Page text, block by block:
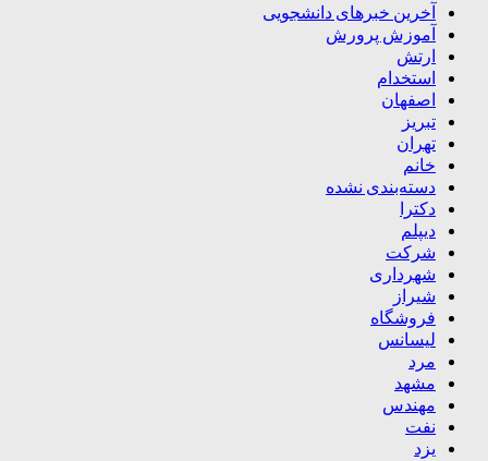
آخرین خبرهای دانشجویی
آموزش پرورش
ارتش
استخدام
اصفهان
تبریز
تهران
خانم
دسته‌بندی نشده
دکترا
دیپلم
شرکت
شهرداری
شیراز
فروشگاه
لیسانس
مرد
مشهد
مهندس
نفت
یزد